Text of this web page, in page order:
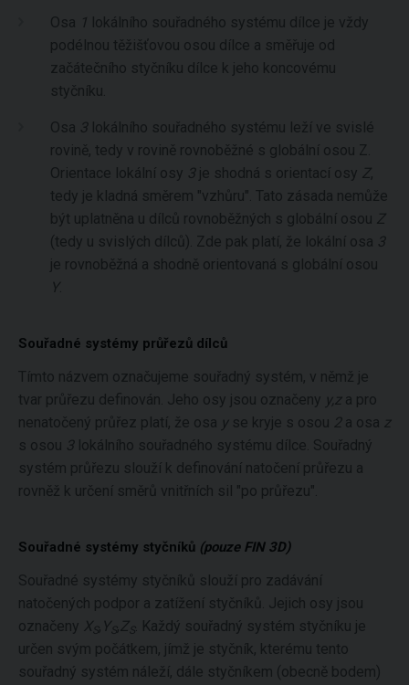
Osa 1 lokálního souřadného systému dílce je vždy
podélnou těžišťovou osou dílce a směřuje od
začátečního styčníku dílce k jeho koncovému
styčníku.
Osa 3lokálního souřadného systému leží ve svislé
rovině, tedy v rovině rovnoběžné s globální osou Z.
Orientace lokální osy 3je shodná s orientací osy Z,
tedy je kladná směrem "vzhůru". Tato zásada nemůže
být uplatněna u dílců rovnoběžných s globální osou Z
(tedy u svislých dílců). Zde pak platí, že lokální osa 3
je rovnoběžná a shodně orientovaná s globální osou
Y
Souřadné systémy průřezů dílců
Tímto názvem označujeme souřadný systém, v němž je
tvar průřezu definován. Jeho osy jsou označeny y,za pro
nenatočený průřez platí, že osa y se kryje s osou 2a osa z
s osou 3lokálního souřadného systému dílce. Souřadný
systém průřezu slouží k definování natočení průřezu a
rovněž k určení směrů vnitřních sil "po průřezu".
Souřadné systémy styčníků (pouze FIN 3D)
Souřadné systémy styčníků slouží pro zadávání
natočených podpor a zatížení styčníků. Jejich osy jsou
označeny X S, Y S,Z S. Každý souřadný systém styčníku je
určen svým počátkem, jímž je styčník, kterému tento
souřadný systém náleží, dále styčníkem (obecně bodem)